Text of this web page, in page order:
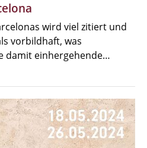
wird viel zitiert und
vorbildhaft, was
damit einhergehende…